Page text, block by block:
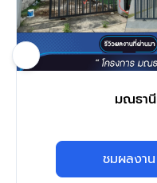
มณธานี
ชมผลงาน